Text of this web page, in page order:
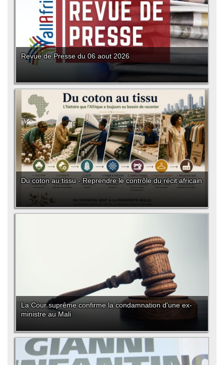
Revue de Presse du 06 aout 2026
Du coton au tissu - Reprendre le contrôle du récit africain
La Cour suprême confirme la condamnation d'une ex-
ministre au Mali